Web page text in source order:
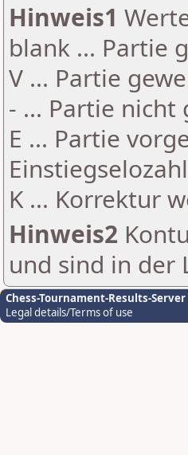
Hinweis1
blank ... Partie
V ... Partie
- ... Partie nicht
E ... Partie
K ... Korrektur
Hinweis2
und sind in der
Chess-Tournament-Results-Server
Legal details/Terms of use